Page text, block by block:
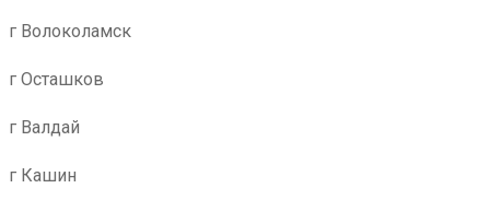
г Волоколамск
г Осташков
г Валдай
г Кашин